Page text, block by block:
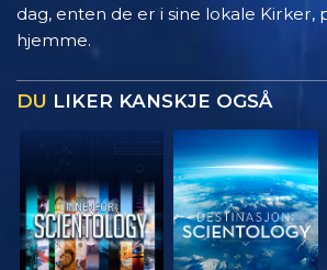
dag, enten de er i sine lokale Kirker,
hjemme.
DU LIKER KANSKJE OGSÅ